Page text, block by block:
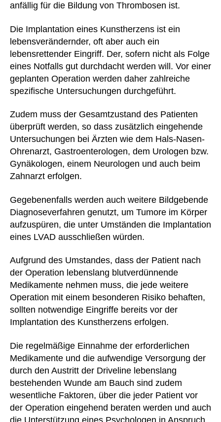
anfällig für die Bildung von Thrombosen ist.
Die Implantation eines Kunstherzens ist ein
lebensverändernder, oft aber auch ein
lebensrettender Eingriff. Der, sofern nicht als Folge
eines Notfalls gut durchdacht werden will. Vor einer
geplanten Operation werden daher zahlreiche
spezifische Untersuchungen durchgeführt.
Zudem muss der Gesamtzustand des Patienten
überprüft werden, so dass zusätzlich eingehende
Untersuchungen bei Ärzten wie dem Hals-Nasen-
Ohrenarzt, Gastroenterologen, dem Urologen bzw.
Gynäkologen, einem Neurologen und auch beim
Zahnarzt erfolgen.
Gegebenenfalls werden auch weitere Bildgebende
Diagnoseverfahren genutzt, um Tumore im Körper
aufzuspüren, die unter Umständen die Implantation
eines LVAD ausschließen würden.
Aufgrund des Umstandes, dass der Patient nach
der Operation lebenslang blutverdünnende
Medikamente nehmen muss, die jede weitere
Operation mit einem besonderen Risiko behaften,
sollten notwendige Eingriffe bereits vor der
Implantation des Kunstherzens erfolgen.
Die regelmäßige Einnahme der erforderlichen
Medikamente und die aufwendige Versorgung der
durch den Austritt der Driveline lebenslang
bestehenden Wunde am Bauch sind zudem
wesentliche Faktoren, über die jeder Patient vor
der Operation eingehend beraten werden und auch
die Unterstützung eines Psychologen in Anspruch